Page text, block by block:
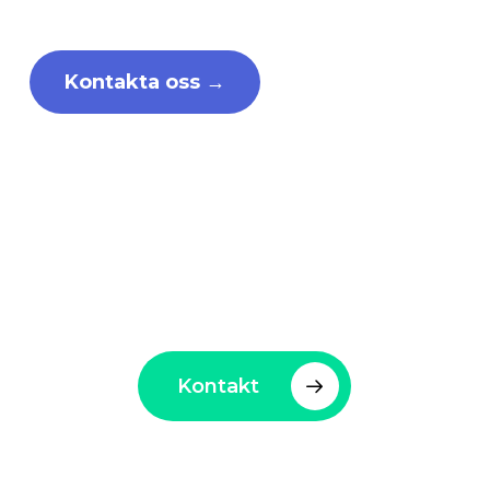
Kontakta oss →
Kontakt